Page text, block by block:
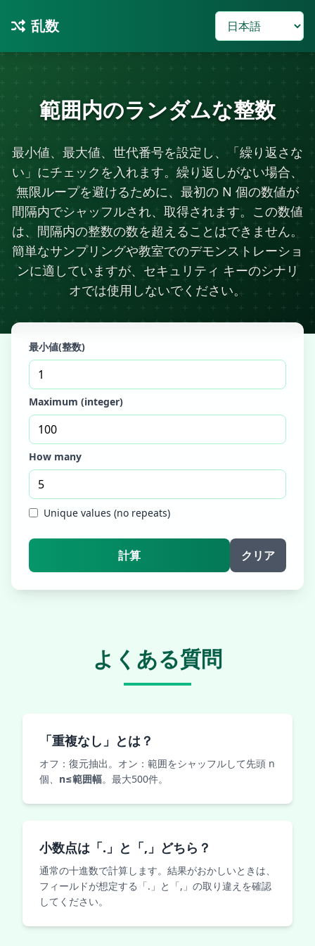
乱数
範囲内のランダムな整数
最小値、最大値、世代番号を設定し、「繰り返さな
い」にチェックを入れます。繰り返しがない場合、
無限ループを避けるために、最初の N 個の数値が
間隔内でシャッフルされ、取得されます。この数値
は、間隔内の整数の数を超えることはできません。
簡単なサンプリングや教室でのデモンストレーショ
ンに適していますが、セキュリティ キーのシナリ
オでは使用しないでください。
最小値(整数)
Maximum (integer)
How many
Unique values (no repeats)
計算 クリア
よくある質問
「重複なし」とは？
オフ：復元抽出。オン：範囲をシャッフルして先頭 n
個、 n≤範囲幅。最大500件。
小数点は「.」と「,」どちら？
通常の十進数で計算します。結果がおかしいときは、
フィールドが想定する「.」と「,」の取り違えを確認
してください。